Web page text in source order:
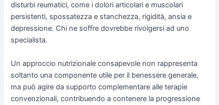
disturbi reumatici, come i dolori articolari e muscolari
persistenti, spossatezza e stanchezza, rigidità, ansia e
depressione. Chi ne soffre dovrebbe rivolgersi ad uno
specialista.
Un approccio nutrizionale consapevole non rappresenta
soltanto una componente utile per il benessere generale,
ma può agire da supporto complementare alle terapie
convenzionali, contribuendo a contenere la progressione